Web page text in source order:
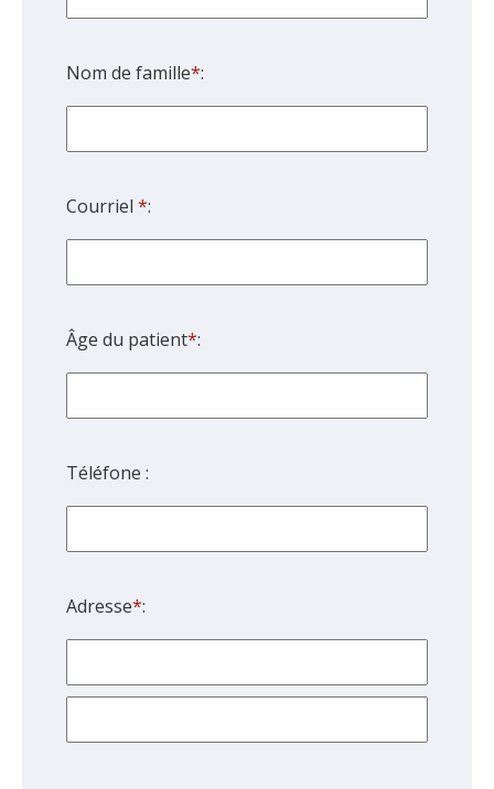
Nom de famille*:
Courriel *:
Âge du patient*:
Téléfone :
Adresse*: